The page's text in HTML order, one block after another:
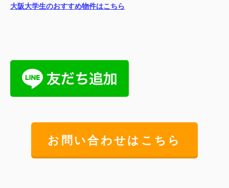
大阪大学生のおすすめ物件はこちら
お問い合わせはこちら